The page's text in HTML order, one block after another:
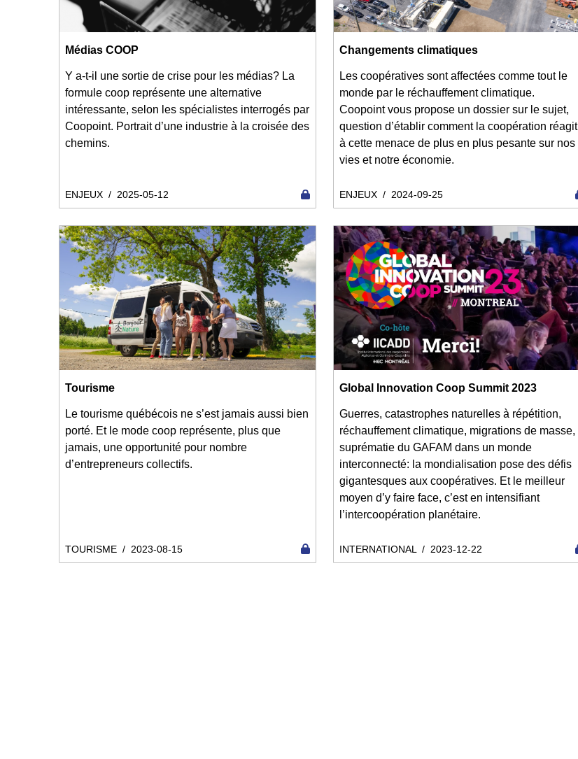
Médias COOP
Y a-t-il une sortie de crise pour les médias? La
formule coop représente une alternative
intéressante, selon les spécialistes interrogés par
Coopoint. Portrait d’une industrie à la croisée des
chemins.
ENJEUX / 2025-05-12
Changements climatiques
Les coopératives sont affectées comme tout le
monde par le réchauffement climatique.
Coopoint vous propose un dossier sur le sujet,
question d’établir comment la coopération réagit
à cette menace de plus en plus pesante sur nos
vies et notre économie.
ENJEUX / 2024-09-25
Tourisme
Le tourisme québécois ne s’est jamais aussi bien
porté. Et le mode coop représente, plus que
jamais, une opportunité pour nombre
d’entrepreneurs collectifs.
TOURISME / 2023-08-15
Global Innovation Coop Summit 2023
Guerres, catastrophes naturelles à répétition,
réchauffement climatique, migrations de masse,
suprématie du GAFAM dans un monde
interconnecté: la mondialisation pose des défis
gigantesques aux coopératives. Et le meilleur
moyen d’y faire face, c’est en intensifiant
l’intercoopération planétaire.
INTERNATIONAL / 2023-12-22